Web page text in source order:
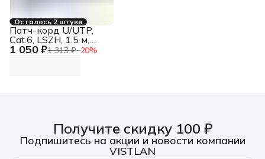
Осталось 2 штуки
1 050 ₽1 313 ₽−20%
Патч-корд U/UTP,
Cat.6, LSZH, 1.5 м,
серый
Получите скидку 100 ₽
Подпишитесь на акции и новости компании
VISTLAN